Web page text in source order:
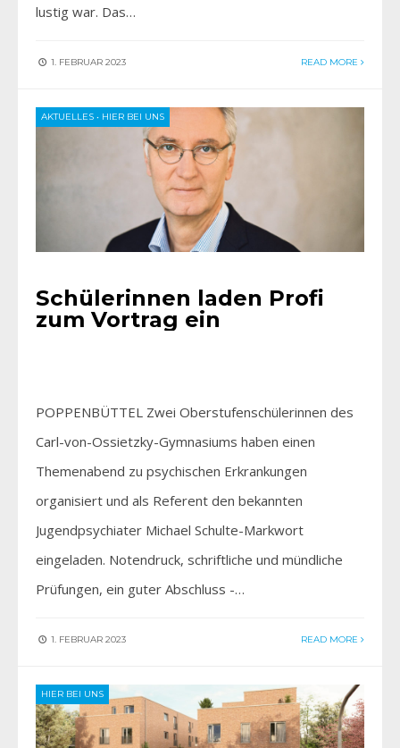
lustig war. Das…
1. FEBRUAR 2023 READ MORE
AKTUELLES • HIER BEI UNS
Schülerinnen laden Profi
zum Vortrag ein
POPPENBÜTTEL Zwei Oberstufenschülerinnen des
Carl-von-Ossietzky-Gymnasiums haben einen
Themenabend zu psychischen Erkrankungen
organisiert und als Referent den bekannten
Jugendpsychiater Michael Schulte-Markwort
eingeladen. Notendruck, schriftliche und mündliche
Prüfungen, ein guter Abschluss -…
1. FEBRUAR 2023 READ MORE
HIER BEI UNS